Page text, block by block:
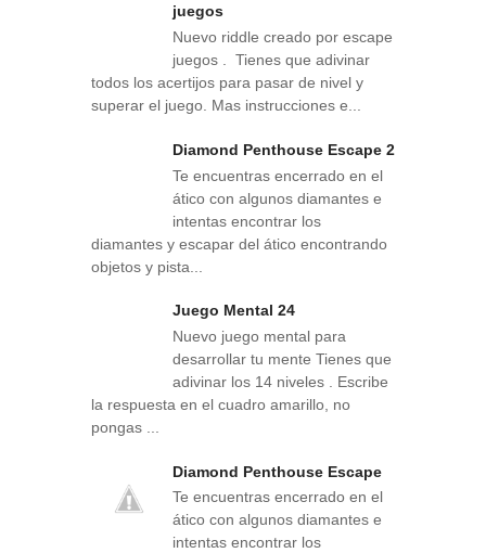
juegos
Nuevo riddle creado por escape
juegos . Tienes que adivinar
todos los acertijos para pasar de nivel y
superar el juego. Mas instrucciones e...
Diamond Penthouse Escape 2
Te encuentras encerrado en el
ático con algunos diamantes e
intentas encontrar los
diamantes y escapar del ático encontrando
objetos y pista...
Juego Mental 24
Nuevo juego mental para
desarrollar tu mente Tienes que
adivinar los 14 niveles . Escribe
la respuesta en el cuadro amarillo, no
pongas ...
Diamond Penthouse Escape
Te encuentras encerrado en el
ático con algunos diamantes e
intentas encontrar los